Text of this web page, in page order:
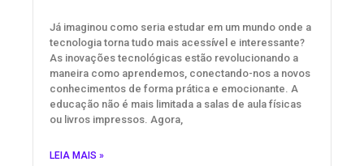
Já imaginou como seria estudar em um mundo onde a
tecnologia torna tudo mais acessível e interessante?
As inovações tecnológicas estão revolucionando a
maneira como aprendemos, conectando-nos a novos
conhecimentos de forma prática e emocionante. A
educação não é mais limitada a salas de aula físicas
ou livros impressos. Agora,
LEIA MAIS »